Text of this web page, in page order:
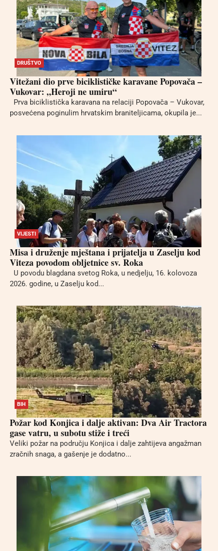
DRUŠTVO
Vitežani dio prve biciklističke karavane Popovača –
Vukovar: „Heroji ne umiru“
Prva biciklistička karavana na relaciji Popovača – Vukovar,
posvećena poginulim hrvatskim braniteljicama, okupila je...
VIJESTI
Misa i druženje mještana i prijatelja u Zaselju kod
Viteza povodom obljetnice sv. Roka
U povodu blagdana svetog Roka, u nedjelju, 16. kolovoza
2026. godine, u Zaselju kod...
BIH
Požar kod Konjica i dalje aktivan: Dva Air Tractora
gase vatru, u subotu stiže i treći
Veliki požar na području Konjica i dalje zahtijeva angažman
zračnih snaga, a gašenje je dodatno...